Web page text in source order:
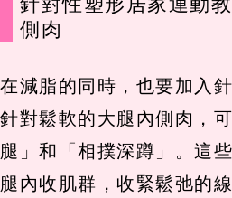
側肉
在減脂的同時，也要加入
針對鬆軟的大腿內側肉，
腿」和「相撲深蹲」。這
腿內收肌群，收緊鬆弛的